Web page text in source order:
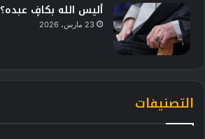
أليس الله بكافٍ عبده؟
23 مارس، 2026
التصنيفات